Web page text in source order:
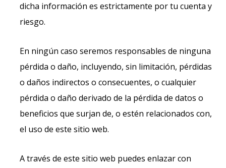
dicha información es estrictamente por tu cuenta y
riesgo.
En ningún caso seremos responsables de ninguna
pérdida o daño, incluyendo, sin limitación, pérdidas
o daños indirectos o consecuentes, o cualquier
pérdida o daño derivado de la pérdida de datos o
beneficios que surjan de, o estén relacionados con,
el uso de este sitio web.
A través de este sitio web puedes enlazar con